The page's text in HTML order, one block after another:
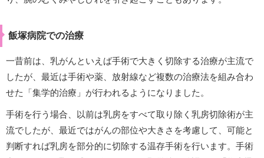
飯塚病院での治療
一昔前は、乳がんといえば手術で大きく切除する治療が主流で
したが、最近は手術や薬、放射線など複数の治療法を組み合わ
せた「集学的治療」が行われるようになりました。
手術を行う場合、以前は乳房をすべて取り除く乳房切除術が主
流でしたが、最近ではがんの部位や大きさを考慮して、可能と
判断すれば乳房を部分的に切除する温存手術を行います。手術